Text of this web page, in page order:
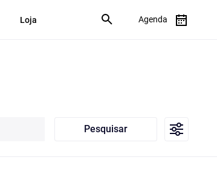
Loja Agenda
Pesquisar